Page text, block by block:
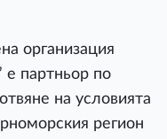
организация
е партньор по
на условията
регион